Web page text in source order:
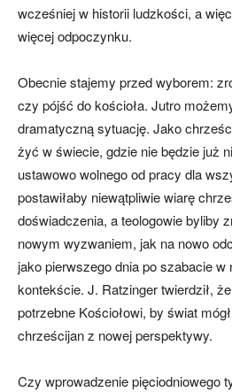
wcześniej w historii ludzkości, a
więcej odpoczynku.
Obecnie stajemy przed wyborem:
czy pójść do kościoła. Jutro
dramatyczną sytuację. Jako
żyć w świecie, gdzie nie będzie już
ustawowo wolnego od pracy dla
postawiłaby niewątpliwie wiarę
doświadczenia, a teologowie byliby
nowym wyzwaniem, jak na nowo
jako pierwszego dnia po szabacie w
kontekście. J. Ratzinger twierdził,
potrzebne Kościołowi, by świat
chrześcijan z nowej perspektywy.
Czy wprowadzenie pięciodniowego